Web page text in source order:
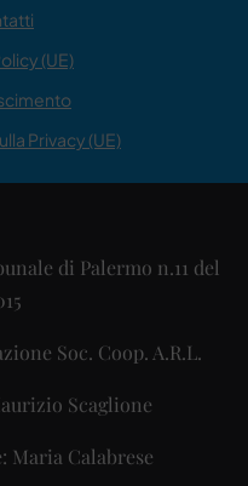
(UE)
Privacy (UE)
di Palermo n.11 del
Soc. Coop. A.R.L.
Scaglione
Maria Calabrese